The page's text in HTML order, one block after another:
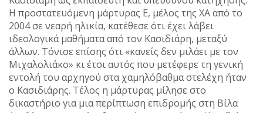
Η προστατευόμενη μάρτυρας Ε, μέλος της ΧΑ από το
2004 σε νεαρή ηλικία, κατέθεσε ότι έχει λάβει
ιδεολογικά μαθήματα από τον Κασιδιάρη, μεταξύ
άλλων. Τόνισε επίσης ότι «κανείς δεν μιλάει με τον
Μιχαλολιάκο» κι έτσι αυτός που μετέφερε τη γενική
εντολή του αρχηγού στα χαμηλόβαθμα στελέχη ήταν
ο Κασιδιάρης. Τέλος η μάρτυρας μίλησε στο
δικαστήριο για μια περίπτωση επιδρομής στη Βίλα